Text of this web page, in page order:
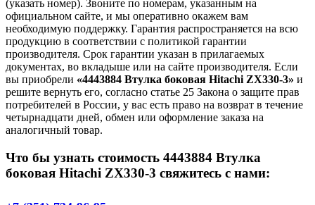
(указать номер). Звоните по номерам, указанным на
официальном сайте, и мы оперативно окажем вам
необходимую поддержку. Гарантия распространяется на всю
продукцию в соответствии с политикой гарантии
производителя. Срок гарантии указан в прилагаемых
документах, во вкладыше или на сайте производителя. Если
вы приобрели «4443884 Втулка боковая Hitachi ZX330-3» и
решите вернуть его, согласно статье 25 Закона о защите прав
потребителей в России, у вас есть право на возврат в течение
четырнадцати дней, обмен или оформление заказа на
аналогичный товар.
Что бы узнать стоимость 4443884 Втулка
боковая Hitachi ZX330-3 свяжитесь с нами: